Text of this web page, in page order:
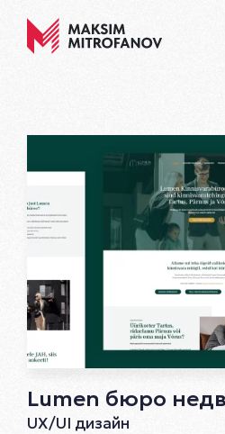
Lumen бюро
UX/UI дизайн